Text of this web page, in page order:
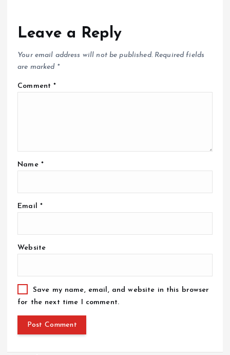
Leave a Reply
Your email address will not be published. Required fields
are marked *
Comment*
Name *
Email *
Website
Save my name, email, and website in this browser
for the next time I comment.